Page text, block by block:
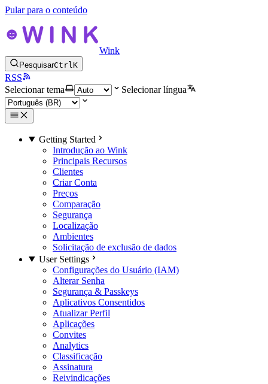
Pular para o conteúdo
Wink
PesquisarCtrlK
RSS
Selecionar tema
Selecionar língua
Getting Started
Introdução ao Wink
Principais Recursos
Clientes
Criar Conta
Preços
Comparação
Segurança
Localização
Ambientes
Solicitação de exclusão de dados
User Settings
Configurações do Usuário (IAM)
Alterar Senha
Segurança & Passkeys
Aplicativos Consentidos
Atualizar Perfil
Aplicações
Convites
Analytics
Classificação
Assinatura
Reivindicações